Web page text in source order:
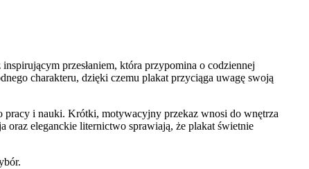
przesłaniem, która przypomina o codziennej
charakteru, dzięki czemu plakat przyciąga uwagę swoją
pracy i nauki. Krótki, motywacyjny przekaz wnosi do wnętrza
oraz eleganckie liternictwo sprawiają, że plakat świetnie